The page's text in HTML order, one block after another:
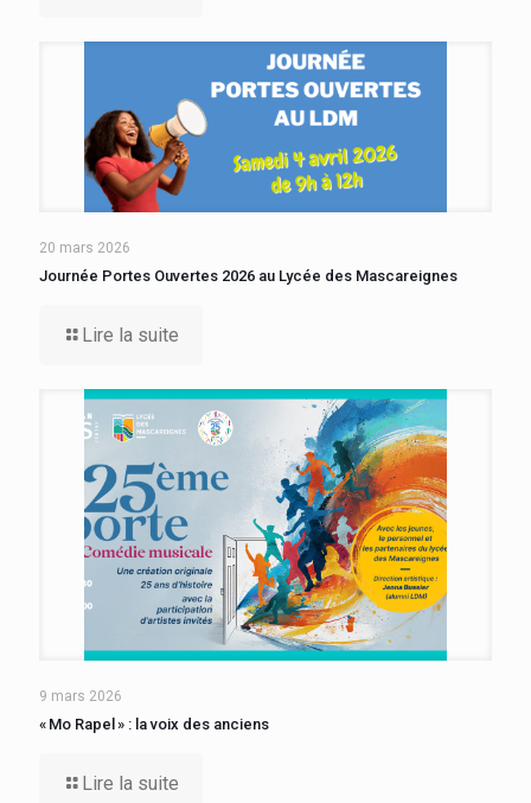
20 mars 2026
Journée Portes Ouvertes 2026 au Lycée des Mascareignes
Lire la suite
9 mars 2026
« Mo Rapel » : la voix des anciens
Lire la suite